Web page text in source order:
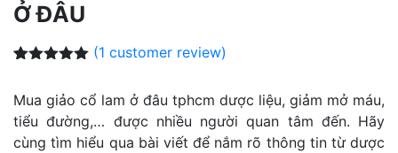
Ở ĐÂU
based on
customer
rating
(1 customer review)
Mua giảo cổ lam ở đâu tphcm dược liệu, giảm mở máu,
tiểu đường,… được nhiều người quan tâm đến. Hãy
cùng tìm hiểu qua bài viết để nắm rõ thông tin từ dược